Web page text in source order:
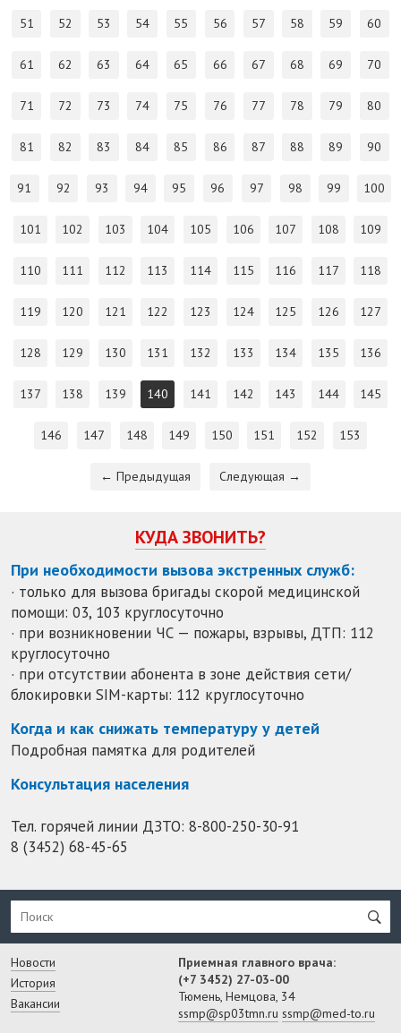
51 52 53 54 55 56 57 58 59 60
61 62 63 64 65 66 67 68 69 70
71 72 73 74 75 76 77 78 79 80
81 82 83 84 85 86 87 88 89 90
91 92 93 94 95 96 97 98 99 100
101 102 103 104 105 106 107 108 109
110 111 112 113 114 115 116 117 118
119 120 121 122 123 124 125 126 127
128 129 130 131 132 133 134 135 136
137 138 139 140 141 142 143 144 145
146 147 148 149 150 151 152 153
← Предыдущая Следующая →
КУДА ЗВОНИТЬ?
При необходимости вызова экстренных служб:
· только для вызова бригады скорой медицинской
помощи: 03, 103 круглосуточно
· при возникновении ЧС — пожары, взрывы, ДТП: 112
круглосуточно
· при отсутствии абонента в зоне действия сети/
блокировки SIM-карты: 112 круглосуточно
Когда и как снижать температуру у детей
Подробная памятка для родителей
Консультация населения
Тел. горячей линии ДЗТО: 8-800-250-30-91
8 (3452) 68-45-65
Новости
История
Вакансии
Приемная главного врача:
(+7 3452) 27-03-00
Тюмень, Немцова, 34
ssmp@sp03tmn.ru ssmp@med-to.ru